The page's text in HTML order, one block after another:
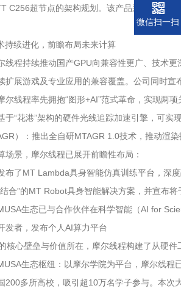
C256超节点的架构规划。该产品采用计算
持续进化，前瞻布局未来计算
线程持续推动国产GPU向兼容性更广、技术
扩展游戏及专业应用的兼容覆盖。公司同时
尔线程率先拥抱“图形+AI”范式革命，实现两项
于“花港”架构的硬件光线追踪加速引擎，可
）：推出全自研MTAGR 1.0技术，推动渲
场景，摩尔线程已展开前瞻性布局：
布了MT Lambda具身智能仿真训练平台，深
合”的MT Robot具身智能解决方案，并宣布
生态已与合作伙伴在科学智能（AI for
发者，发布个人AI算力平台
核心壁垒与价值所在，摩尔线程构建了从硬
生态枢纽：以摩尔学院为平台，摩尔线
200多所高校，吸引超10万名学子参与。本
微信扫一扫